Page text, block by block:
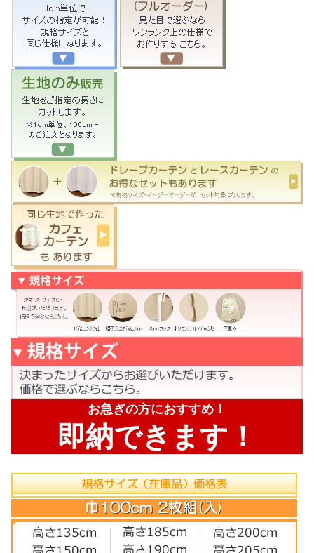
お急ぎの方におすすめ！
即納できます！